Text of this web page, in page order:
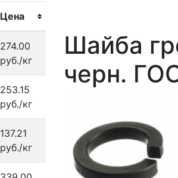
Цена
274.00
руб./кг
253.15
руб./кг
137.21
руб./кг
Шайба
черн.